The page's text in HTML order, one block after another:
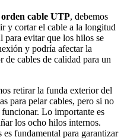
orden cable UTP, debemos
y cortar el cable a la longitud
para evitar que los hilos se
y podría afectar la
de cables de calidad para un
retirar la funda exterior del
para pelar cables, pero si no
Lo importante es
los ocho hilos internos.
fundamental para garantizar